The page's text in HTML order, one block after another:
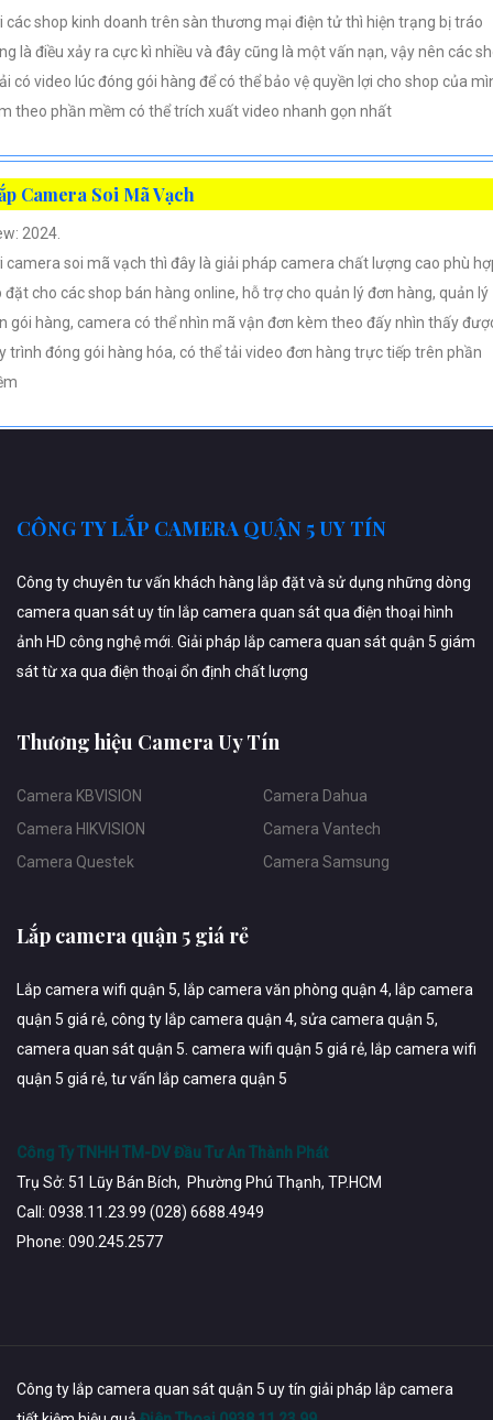
các shop kinh doanh trên sàn thương mại điện tử thì hiện trạng bị tráo
là điều xảy ra cực kì nhiều và đây cũng là một vấn nạn, vậy nên các
có video lúc đóng gói hàng để có thể bảo vệ quyền lợi cho shop của
theo phần mềm có thể trích xuất video nhanh gọn nhất
Camera Soi Mã Vạch
2024.
camera soi mã vạch thì đây là giải pháp camera chất lượng cao phù
đặt cho các shop bán hàng online, hỗ trợ cho quản lý đơn hàng, quản lý
gói hàng, camera có thể nhìn mã vận đơn kèm theo đấy nhìn thấy
trình đóng gói hàng hóa, có thể tải video đơn hàng trực tiếp trên phần
CÔNG TY LẮP CAMERA QUẬN 5 UY TÍN
Công ty chuyên tư vấn khách hàng lắp đặt và sử dụng những dòng
camera quan sát uy tín lắp camera quan sát qua điện thoại hình
ảnh HD công nghệ mới. Giải pháp lắp camera quan sát quận 5 giám
sát từ xa qua điện thoại ổn định chất lượng
Thương hiệu Camera Uy Tín
Camera KBVISION
Camera HIKVISION
Camera Questek
Camera Dahua
Camera Vantech
Camera Samsung
Lắp camera quận 5 giá rẻ
Lắp camera wifi quận 5, lắp camera văn phòng quận 4, lắp camera
quận 5 giá rẻ, công ty lắp camera quận 4, sửa camera quận 5,
camera quan sát quận 5. camera wifi quận 5 giá rẻ, lắp camera wifi
quận 5 giá rẻ, tư vấn lắp camera quận 5
Công Ty TNHH TM-DV Đầu Tư An Thành Phát
Trụ Sở: 51 Lũy Bán Bích, Phường Phú Thạnh, TP.HCM
Call: 0938.11.23.99 (028) 6688.4949
Phone: 090.245.2577
Công ty lắp camera quan sát quận 5 uy tín giải pháp lắp camera